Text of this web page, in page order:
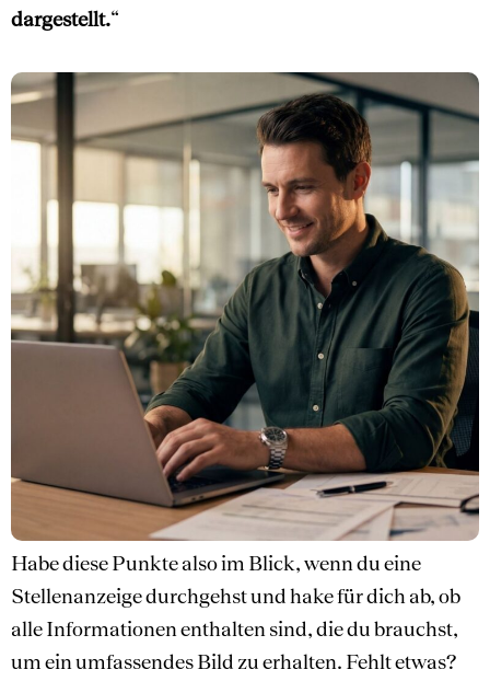
dargestellt.“
Habe diese Punkte also im Blick, wenn du eine
Stellenanzeige durchgehst und hake für dich ab, ob
alle Informationen enthalten sind, die du brauchst,
um ein umfassendes Bild zu erhalten. Fehlt etwas?